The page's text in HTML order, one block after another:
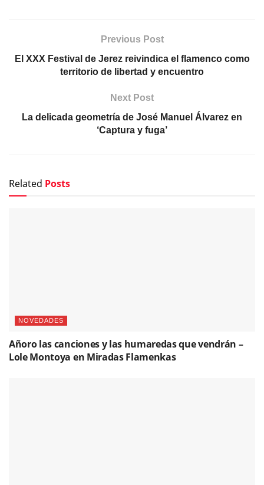
Previous Post
El XXX Festival de Jerez reivindica el flamenco como
territorio de libertad y encuentro
Next Post
La delicada geometría de José Manuel Álvarez en
‘Captura y fuga’
Related Posts
NOVEDADES
Añoro las canciones y las humaredas que vendrán –
Lole Montoya en Miradas Flamenkas